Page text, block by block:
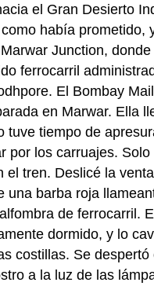
el Gran Desierto
había prometido,
Junction, donde
ferrocarril
El Bombay
en Marwar. Ella
tuve tiempo de
por los carruajes.
el tren. Deslicé la
una barba roja
de ferrocarril.
dormido, y lo
costillas. Se despertó
a la luz de las